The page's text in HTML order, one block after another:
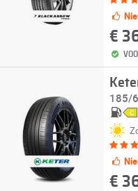
€
185/
C
€